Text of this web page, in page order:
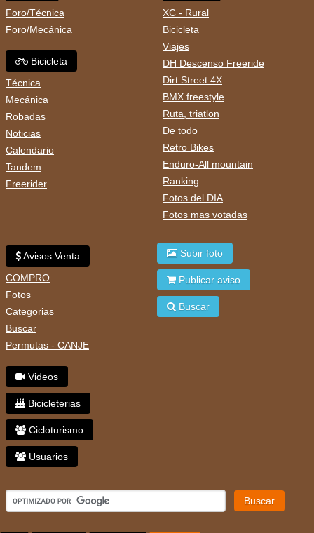
Foro/Técnica
Foro/Mecánica
Bicicleta
Técnica
Mecánica
Robadas
Noticias
Calendario
Tandem
Freerider
XC - Rural
Bicicleta
Viajes
DH Descenso Freeride
Dirt Street 4X
BMX freestyle
Ruta, triatlon
De todo
Retro Bikes
Enduro-All mountain
Ranking
Fotos del DIA
Fotos mas votadas
Avisos Venta
COMPRO
Fotos
Categorias
Buscar
Permutas - CANJE
Videos
Bicicleterias
Cicloturismo
Usuarios
Subir foto
Publicar aviso
Buscar
Buscar